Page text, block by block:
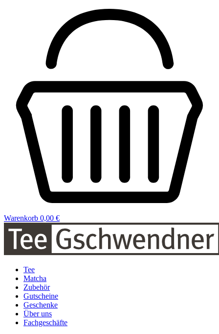
Warenkorb 0,00 €
Tee
Matcha
Zubehör
Gutscheine
Geschenke
Über uns
Fachgeschäfte